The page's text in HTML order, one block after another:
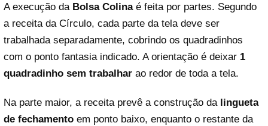
A execução da Bolsa Colinaé feita por partes. Segundo
a receita da Círculo, cada parte da tela deve ser
trabalhada separadamente, cobrindo os quadradinhos
com o ponto fantasia indicado. A orientação é deixar 1
quadradinho sem trabalhar ao redor de toda a tela.
Na parte maior, a receita prevê a construção da lingueta
de fechamento em ponto baixo, enquanto o restante da